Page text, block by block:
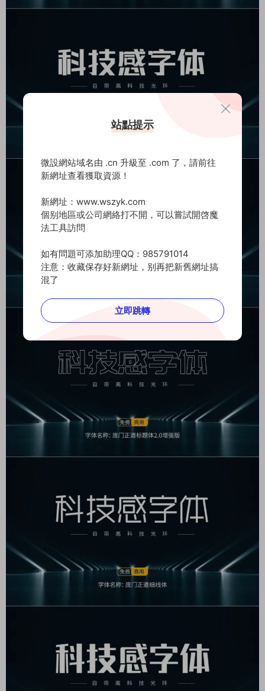
站點提示
微設網站域名由 .cn 升級至 .com 了，請前往
新網址查看獲取資源！
新網址：www.wszyk.com
個别地區或公司網絡打不開，可以嘗試開啓魔
法工具訪問
如有問題可添加助理QQ：985791014
注意：收藏保存好新網址，别再把新舊網址搞
混了
立即跳轉